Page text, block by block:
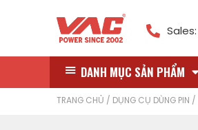
Sales:
DANH MỤC SẢN PHẨM
TRANG CHỦ / DỤNG CỤ DÙNG PIN /